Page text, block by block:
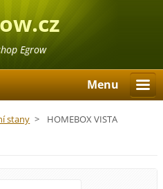
Egrow
Menu
stany > HOMEBOX VISTA